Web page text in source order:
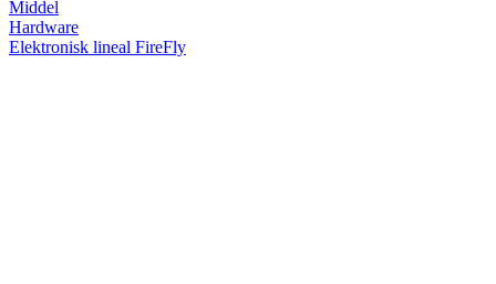
Middel
Hardware
Elektronisk lineal FireFly